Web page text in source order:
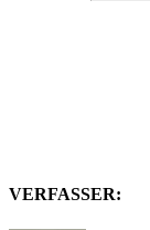
VERFASSER: